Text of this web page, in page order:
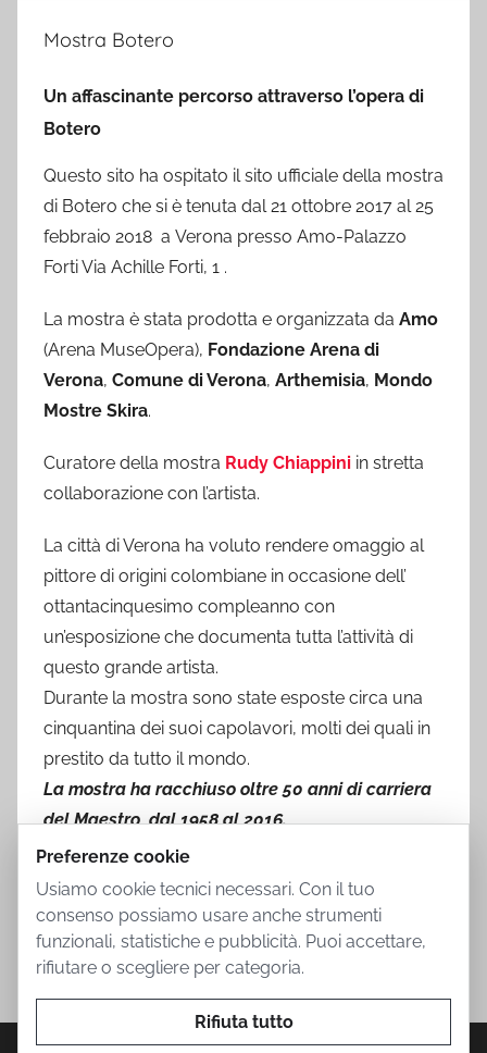
Mostra Botero
Un affascinante percorso attraverso l’opera di
Botero
Questo sito ha ospitato il sito ufficiale della mostra
di Botero che si è tenuta dal 21 ottobre 2017 al 25
febbraio 2018 a Verona presso Amo-Palazzo
Forti Via Achille Forti, 1 .
La mostra è stata prodotta e organizzata da Amo
(Arena MuseOpera), Fondazione Arena di
Verona, Comune di Verona, Arthemisia, Mondo
Mostre Skira.
Curatore della mostra Rudy Chiappini in stretta
collaborazione con l’artista.
La città di Verona ha voluto rendere omaggio al
pittore di origini colombiane in occasione dell’
ottantacinquesimo compleanno con
un’esposizione che documenta tutta l’attività di
questo grande artista.
Durante la mostra sono state esposte circa una
cinquantina dei suoi capolavori, molti dei quali in
prestito da tutto il mondo.
La mostra ha racchiuso oltre 50 anni di carriera
del Maestro, dal 1958 al 2016.
Preferenze cookie
Usiamo cookie tecnici necessari. Con il tuo
consenso possiamo usare anche strumenti
funzionali, statistiche e pubblicità. Puoi accettare,
rifiutare o scegliere per categoria.
Rifiuta tutto